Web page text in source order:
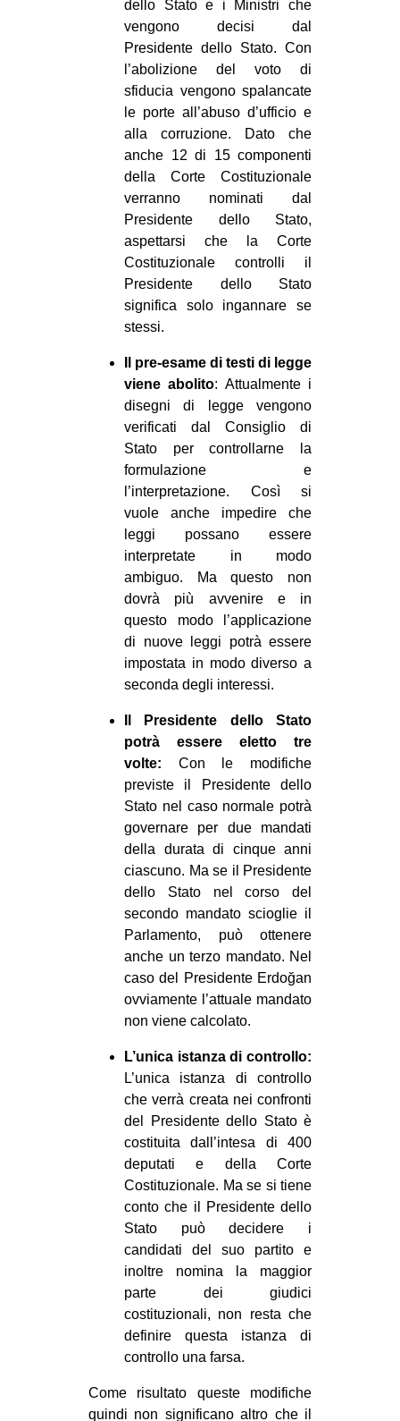
dello Stato e i Ministri che
vengono decisi dal
Presidente dello Stato. Con
l’abolizione del voto di
sfiducia vengono spalancate
le porte all’abuso d’ufficio e
alla corruzione. Dato che
anche 12 di 15 componenti
della Corte Costituzionale
verranno nominati dal
Presidente dello Stato,
aspettarsi che la Corte
Costituzionale controlli il
Presidente dello Stato
significa solo ingannare se
stessi.
Il pre-esame di testi di legge
viene abolito: Attualmente i
disegni di legge vengono
verificati dal Consiglio di
Stato per controllarne la
formulazione e
l’interpretazione. Così si
vuole anche impedire che
leggi possano essere
interpretate in modo
ambiguo. Ma questo non
dovrà più avvenire e in
questo modo l’applicazione
di nuove leggi potrà essere
impostata in modo diverso a
seconda degli interessi.
Il Presidente dello Stato
potrà essere eletto tre
volte: Con le modifiche
previste il Presidente dello
Stato nel caso normale potrà
governare per due mandati
della durata di cinque anni
ciascuno. Ma se il Presidente
dello Stato nel corso del
secondo mandato scioglie il
Parlamento, può ottenere
anche un terzo mandato. Nel
caso del Presidente Erdoğan
ovviamente l’attuale mandato
non viene calcolato.
L’unica istanza di controllo:
L’unica istanza di controllo
che verrà creata nei confronti
del Presidente dello Stato è
costituita dall’intesa di 400
deputati e della Corte
Costituzionale. Ma se si tiene
conto che il Presidente dello
Stato può decidere i
candidati del suo partito e
inoltre nomina la maggior
parte dei giudici
costituzionali, non resta che
definire questa istanza di
controllo una farsa.
Come risultato queste modifiche
quindi non significano altro che il